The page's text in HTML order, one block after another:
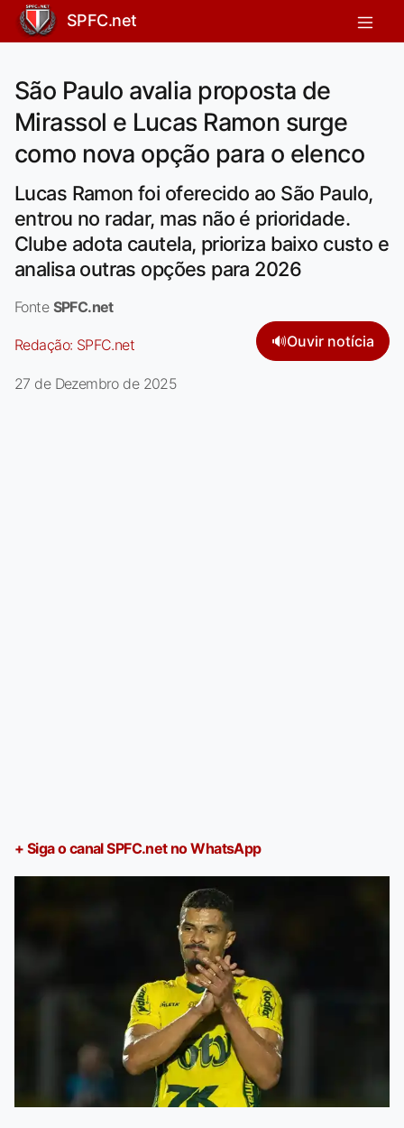
SPFC.net
São Paulo avalia proposta de
Mirassol e Lucas Ramon surge
como nova opção para o elenco
Lucas Ramon foi oferecido ao São Paulo,
entrou no radar, mas não é prioridade.
Clube adota cautela, prioriza baixo custo e
analisa outras opções para 2026
Fonte SPFC.net
Redação: SPFC.net 🔊Ouvir notícia
27 de Dezembro de 2025
+ Siga o canal SPFC.net no WhatsApp